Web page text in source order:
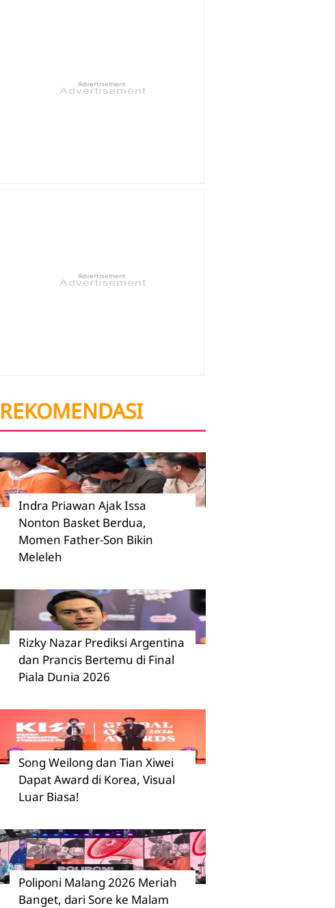
Advertisement
Advertisement
REKOMENDASI
Indra Priawan Ajak Issa
Nonton Basket Berdua,
Momen Father-Son Bikin
Meleleh
Rizky Nazar Prediksi Argentina
dan Prancis Bertemu di Final
Piala Dunia 2026
Song Weilong dan Tian Xiwei
Dapat Award di Korea, Visual
Luar Biasa!
Poliponi Malang 2026 Meriah
Banget, dari Sore ke Malam